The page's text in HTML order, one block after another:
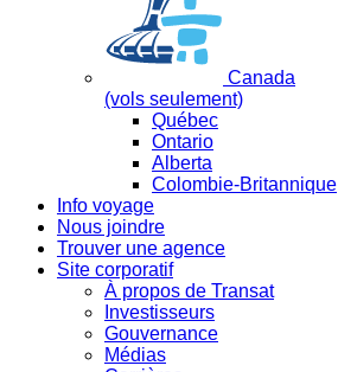
Canada
(vols seulement)
Québec
Ontario
Alberta
Colombie-Britannique
Info voyage
Nous joindre
Trouver une agence
Site corporatif
À propos de Transat
Investisseurs
Gouvernance
Médias